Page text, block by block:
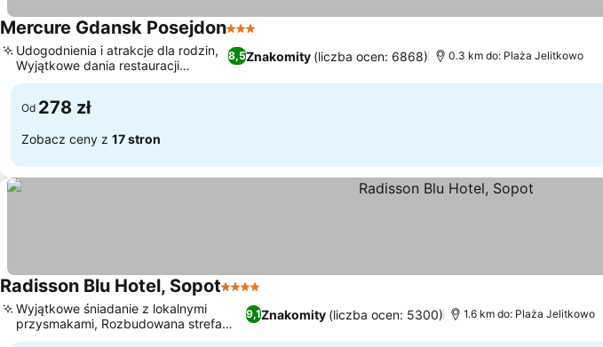
Mercure Gdansk Posejdon3 Kategoria
8,5Znakomity (liczba ocen: 6868)
Udogodnienia i atrakcje dla rodzin,
Wyjątkowe dania restauracji
Winestone
0.3 km do: Plaża Jelitkowo
Od 278 zł
Zobacz ceny z 17 stron
Radisson Blu Hotel, Sopot4 Kategoria
9,1Znakomity (liczba ocen: 5300)
Wyjątkowe śniadanie z lokalnymi
przysmakami, Rozbudowana strefa
wellness i spa
1.6 km do: Plaża Jelitkowo